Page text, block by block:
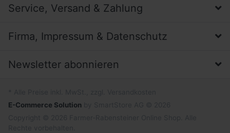
Service, Versand & Zahlung
Firma, Impressum & Datenschutz
Newsletter abonnieren
E-Commerce Solution